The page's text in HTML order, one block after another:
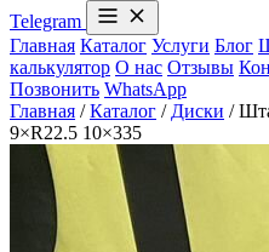
Telegram
Главная Каталог Услуги Блог
калькулятор О нас Отзывы
Позвонить WhatsApp
Главная / Каталог / Диски /
9×R22.5 10×335